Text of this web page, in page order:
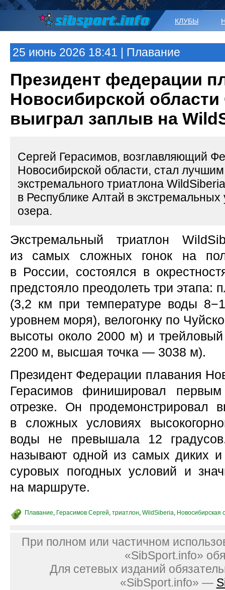
КЛУБЫ
25 июнь 2026 18:41 | Плавание
Президент федерации
Новосибирской
выиграл заплыв на
Сергей Герасимов, возглавляющий
Новосибирской области, стал
экстремального триатлона
в Республике Алтай в экстремальных
озера.
Экстремальный триатлон
из самых сложных гонок на
в России, состоялся в
предстояло преодолеть три этапа:
(3,2 км при температуре воды
уровнем моря), велогонку по
высоты около 2000 м) и
2200 м, высшая точка — 3038 м).
Президент Федерации плавания
Герасимов финишировал
отрезке. Он продемонстрировал
в сложных условиях
воды не превышала 12
называют одной из самых диких
суровых погодных условий и
на маршруте.
Плавание, Герасимов Сергей, триатлон, WildSiberia, Новосибирская
При полном или частичном
«SibSport.info»
Для сетевых изданий
«SibSport.info» —